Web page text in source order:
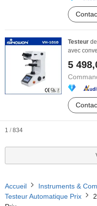
Testeur
avec
5
1 / 834
Accueil Instruments &
Testeur Automatique Prix